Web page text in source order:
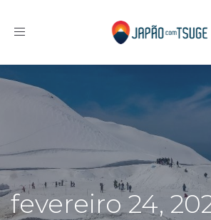
Toggle navigation
fevereiro 24,